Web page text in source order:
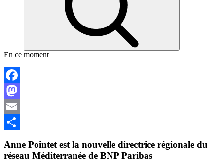
En ce moment
Facebook
Mastodon
Email
Anne Pointet est la nouvelle directrice régionale du
réseau Méditerranée de BNP Paribas